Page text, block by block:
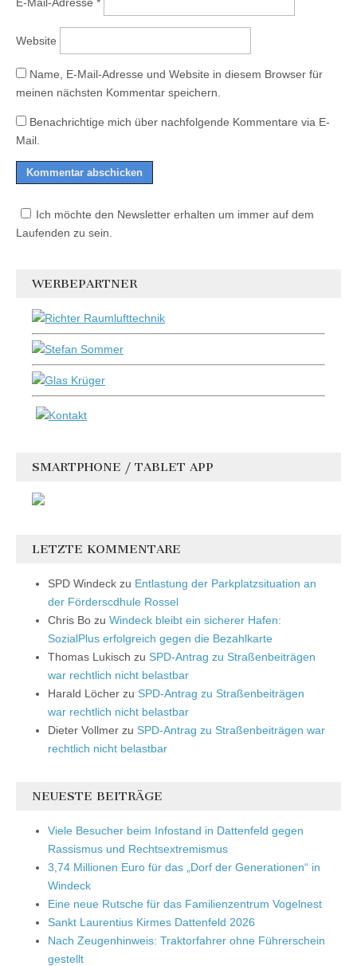
Website
Name, E-Mail-Adresse und Website in diesem Browser für
meinen nächsten Kommentar speichern.
Benachrichtige mich über nachfolgende Kommentare via E-
Mail.
Ich möchte den Newsletter erhalten um immer auf dem
Laufenden zu sein.
WERBEPARTNER
SMARTPHONE / TABLET APP
LETZTE KOMMENTARE
SPD Windeck zu Entlastung der Parkplatzsituation an
der Förderscdhule Rossel
Chris Bo zu Windeck bleibt ein sicherer Hafen:
SozialPlus erfolgreich gegen die Bezahlkarte
Thomas Lukisch zu SPD-Antrag zu Straßenbeiträgen
war rechtlich nicht belastbar
Harald Löcher zu SPD-Antrag zu Straßenbeiträgen
war rechtlich nicht belastbar
Dieter Vollmer zu SPD-Antrag zu Straßenbeiträgen war
rechtlich nicht belastbar
NEUESTE BEITRÄGE
Viele Besucher beim Infostand in Dattenfeld gegen
Rassismus und Rechtsextremismus
3,74 Millionen Euro für das „Dorf der Generationen“ in
Windeck
Eine neue Rutsche für das Familienzentrum Vogelnest
Sankt Laurentius Kirmes Dattenfeld 2026
Nach Zeugenhinweis: Traktorfahrer ohne Führerschein
gestellt